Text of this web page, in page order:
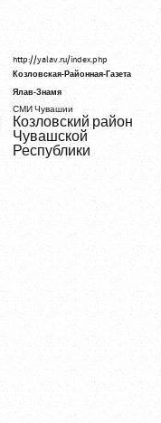
http://yalav.ru/index.php
Козловская-Районная-Газета
Ялав-Знамя
СМИ Чувашии
Козловский район
Чувашской
Республики